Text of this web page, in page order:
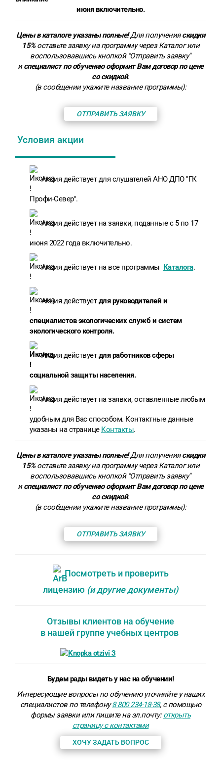
июня включительно.
Цены в каталоге указаны полные!Для полученияскидки
15%оставьте заявку на программу через Каталог или
воспользовавшись кнопкой "Отправить заявку"
испециалист по обучению оформит Вам договор по цене
со скидкой.
(в сообщении укажите название программы):
ОТПРАВИТЬ ЗАЯВКУ
Условия акции
Акция действует для слушателей АНО ДПО "ГК
Профи-Север".
Акция действует на заявки, поданные с 5 по 17
июня 2022 года включительно.
Акция действует на все программы Каталога.
Акция действуетдля руководителей и
специалистов экологических служб и систем
экологического контроля.
Акция действуетдля работников сферы
социальной защиты населения.
Акция действует на заявки, оставленные любым
удобным для Вас способом. Контактные данные
указаны на странице Контакты.
Цены в каталоге указаны полные!Для полученияскидки
15%оставьте заявку на программу через Каталог или
воспользовавшись кнопкой "Отправить заявку"
испециалист по обучению оформит Вам договор по цене
со скидкой.
(в сообщении укажите название программы):
ОТПРАВИТЬ ЗАЯВКУ
Посмотреть и проверить
лицензию (и другие документы)
Отзывы клиентов на обучение
в нашей группе учебных центров
Будем рады видеть у нас на обучении!
Интересующие вопросы по обучению уточняйте у наших
специалистов по телефону8 800 234-18-38, с помощью
формы заявки или пишите на эл.почту:открыть
страницу с контактами
ХОЧУ ЗАДАТЬ ВОПРОС